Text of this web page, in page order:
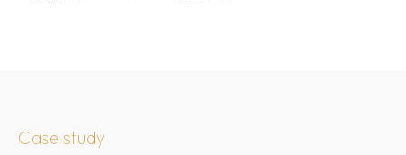
Case study